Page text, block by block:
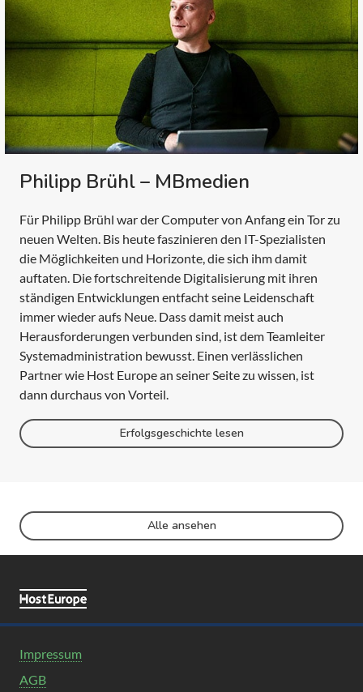
Philipp Brühl – MBmedien
Für Philipp Brühl war der Computer von Anfang ein Tor zu
neuen Welten. Bis heute faszinieren den IT-Spezialisten
die Möglichkeiten und Horizonte, die sich ihm damit
auftaten. Die fortschreitende Digitalisierung mit ihren
ständigen Entwicklungen entfacht seine Leidenschaft
immer wieder aufs Neue. Dass damit meist auch
Herausforderungen verbunden sind, ist dem Teamleiter
Systemadministration bewusst. Einen verlässlichen
Partner wie Host Europe an seiner Seite zu wissen, ist
dann durchaus von Vorteil.
Erfolgsgeschichte lesen
Alle ansehen
Impressum
AGB